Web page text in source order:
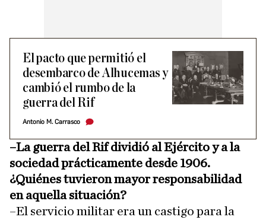
El pacto que permitió el
desembarco de Alhucemas y
cambió el rumbo de la
guerra del Rif
Antonio M. Carrasco
–La guerra del Rif dividió al Ejército y a la
sociedad prácticamente desde 1906.
¿Quiénes tuvieron mayor responsabilidad
en aquella situación?
–El servicio militar era un castigo para la